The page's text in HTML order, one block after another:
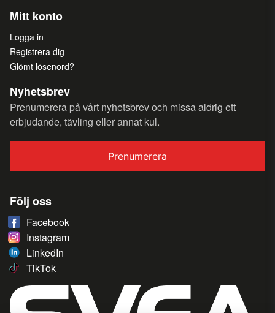
Mitt konto
Logga in
Registrera dig
Glömt lösenord?
Nyhetsbrev
Prenumerera på vårt nyhetsbrev och missa aldrig ett
erbjudande, tävling eller annat kul.
Prenumerera
Följ oss
Facebook
Instagram
LinkedIn
TikTok